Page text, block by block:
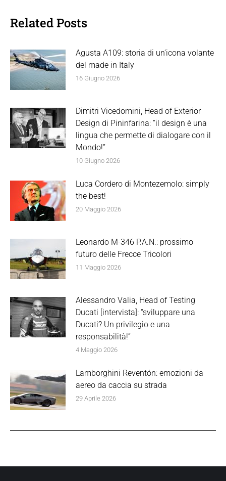
Related Posts
Agusta A109: storia di un’icona volante
del made in Italy
16 Giugno 2026
Dimitri Vicedomini, Head of Exterior
Design di Pininfarina: “il design è una
lingua che permette di dialogare con il
Mondo!”
10 Giugno 2026
Luca Cordero di Montezemolo: simply
the best!
20 Maggio 2026
Leonardo M-346 P.A.N.: prossimo
futuro delle Frecce Tricolori
11 Maggio 2026
Alessandro Valia, Head of Testing
Ducati [intervista]: “sviluppare una
Ducati? Un privilegio e una
responsabilità!”
4 Maggio 2026
Lamborghini Reventón: emozioni da
aereo da caccia su strada
29 Aprile 2026